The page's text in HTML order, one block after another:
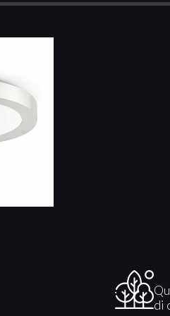
di